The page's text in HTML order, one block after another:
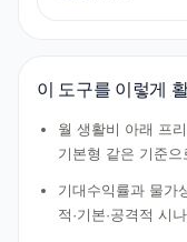
이 도구를 이렇게
월 생활비 아래 프
기본형 같은 기준
기대수익률과 물가
적·기본·공격적 시